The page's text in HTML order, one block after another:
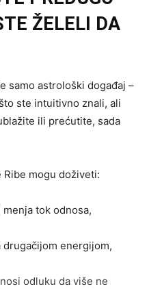
ŽELELI DA
samo astrološki događaj –
ste intuitivno znali, ali
ili prećutite, sada
Ribe mogu doživeti:
tok odnosa,
energijom,
odluku da više ne